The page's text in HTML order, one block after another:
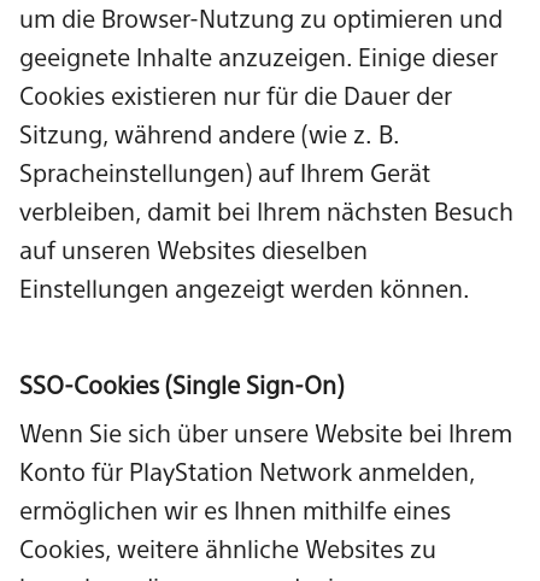
um die Browser-Nutzung zu optimieren und
geeignete Inhalte anzuzeigen. Einige dieser
Cookies existieren nur für die Dauer der
Sitzung, während andere (wie z. B.
Spracheinstellungen) auf Ihrem Gerät
verbleiben, damit bei Ihrem nächsten Besuch
auf unseren Websites dieselben
Einstellungen angezeigt werden können.
SSO-Cookies (Single Sign-On)
Wenn Sie sich über unsere Website bei Ihrem
Konto für PlayStation Network anmelden,
ermöglichen wir es Ihnen mithilfe eines
Cookies, weitere ähnliche Websites zu